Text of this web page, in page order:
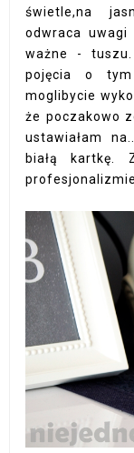
świetle,na
odwraca
ważne -
pojęcia o
moglibycie
że poczakowo
ustawiałam
białą kartkę.